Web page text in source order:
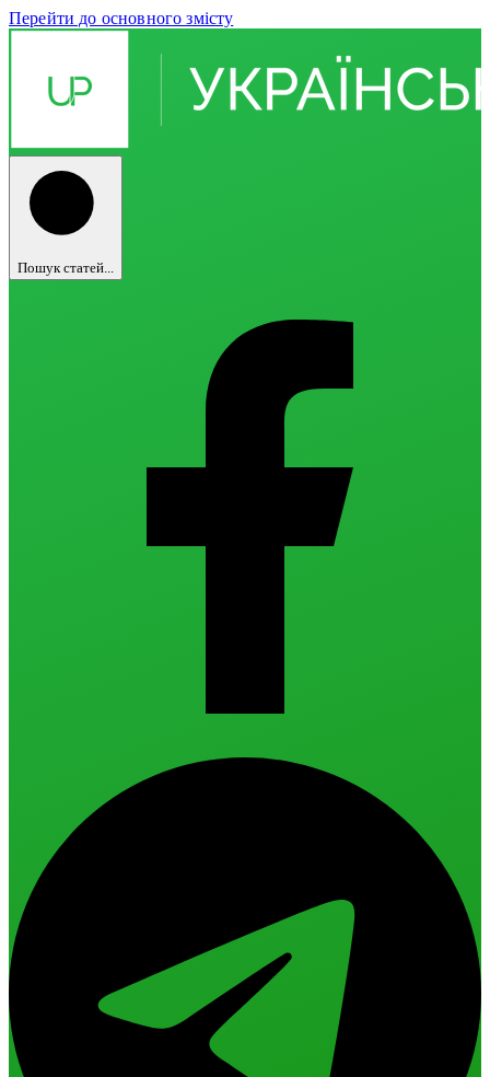
Перейти до основного змісту
Пошук статей...